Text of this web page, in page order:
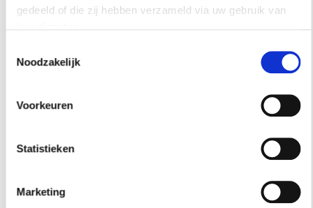
gedeeld of die zij hebben verzameld via uw gebruik van
Noodzakelijk
Voorkeuren
Statistieken
Marketing
Slaapkamer is bekleed roodbruin katoenfluweel van Zak + Fox.